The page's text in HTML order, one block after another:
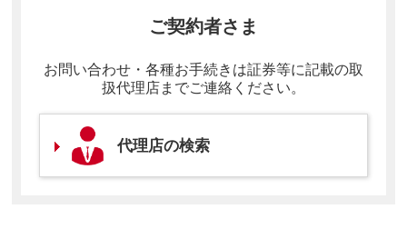
ご契約者さま
お問い合わせ・各種お手続きは証券等に記載の取
扱代理店までご連絡ください。
代理店の検索